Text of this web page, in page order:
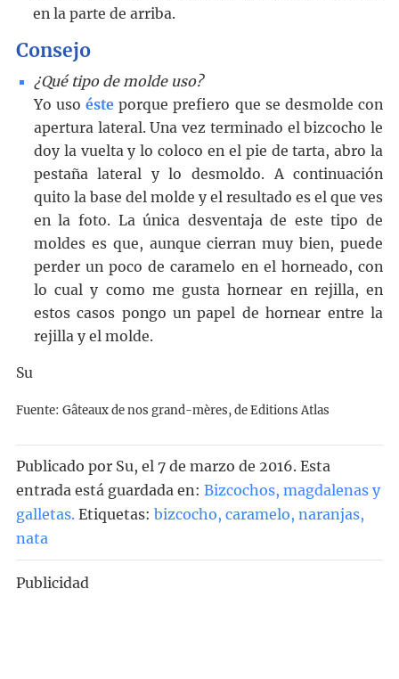
en la parte de arriba.
Consejo
¿Qué tipo de molde uso?
Yo usoéste porque prefiero que se desmolde con
apertura lateral. Una vez terminado el bizcocho le
doy la vuelta y lo coloco en el pie de tarta, abro la
pestaña lateral y lo desmoldo. A continuación
quito la base del molde y el resultado es el que ves
en la foto. La única desventaja de este tipo de
moldes es que, aunque cierran muy bien, puede
perder un poco de caramelo en el horneado, con
lo cual y como me gusta hornear en rejilla, en
estos casos pongo un papel de hornear entre la
rejilla y el molde.
Su
Fuente: Gâteaux de nos grand-mères, de Editions Atlas
Publicado por Su, el 7 de marzo de 2016. Esta
entrada está guardada en: Bizcochos, magdalenas y
galletas. Etiquetas: bizcocho, caramelo, naranjas,
nata
Publicidad